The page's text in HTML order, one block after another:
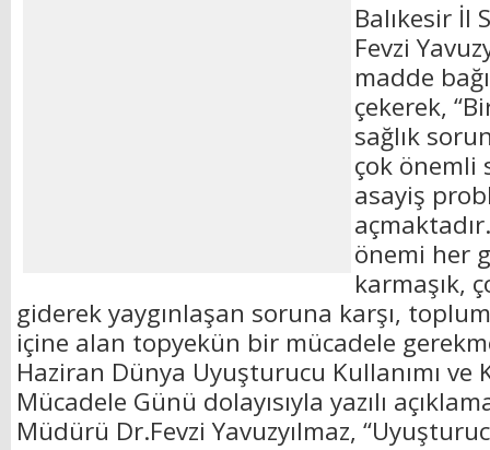
Balıkesir İl
Fevzi
madde
çekerek,
sağlık
çok önemli
asayiş
önemi her
karmaşık,
giderek yaygınlaşan soruna karşı,
içine alan topyekün bir mücadele
Haziran Dünya Uyuşturucu Kullanımı ve
Mücadele Günü dolayısıyla yazılı
Müdürü Dr.Fevzi Yavuzyılmaz,